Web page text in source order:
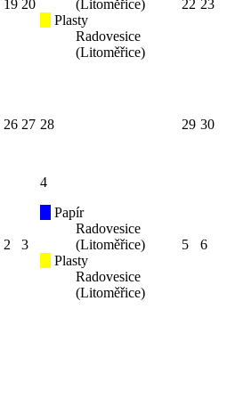
19 20
(Litoměřice)
Plasty
Radovesice
(Litoměřice)
22 23
26 27 28 29 30
2 3
4
Papír
Radovesice
(Litoměřice)
Plasty
Radovesice
(Litoměřice)
5 6